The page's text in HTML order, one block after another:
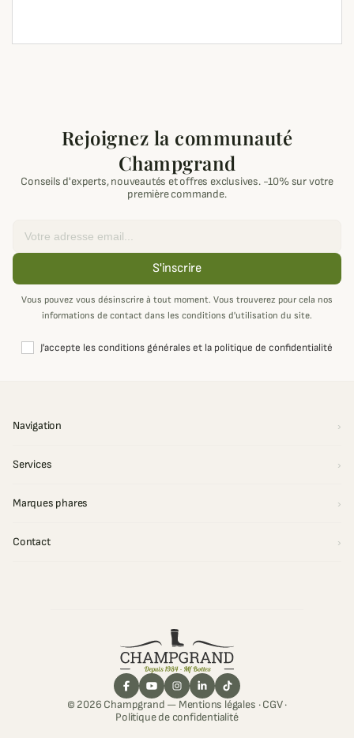
Rejoignez la communauté
Champgrand
Conseils d'experts, nouveautés et offres exclusives. -10% sur votre
première commande.
S'inscrire
Vous pouvez vous désinscrire à tout moment. Vous trouverez pour cela nos
informations de contact dans les conditions d'utilisation du site.
J'accepte les conditions générales et la politique de confidentialité
Navigation
Services
Marques phares
Contact
© 2026 Champgrand — Mentions légales ·CGV·
Politique de confidentialité